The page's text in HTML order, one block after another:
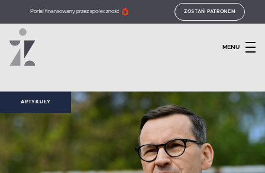
Portal finansowany przez społeczność ZOSTAŃ PATRONEM
MENU
ARTYKUŁY